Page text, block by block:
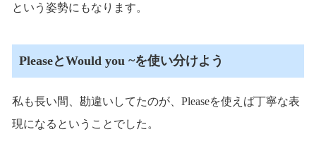
という姿勢にもなります。
PleaseとWould you ~を使い分けよう
私も長い間、勘違いしてたのが、Pleaseを使えば丁寧な表
現になるということでした。